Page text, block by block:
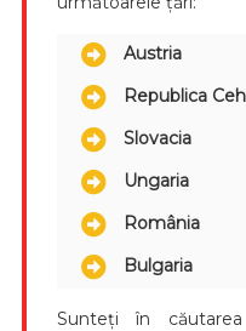
Austria
Republica
Slovacia
Ungaria
România
Bulgaria
Sunteți în